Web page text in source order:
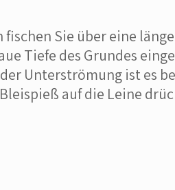
fischen Sie über eine
Tiefe des Grundes
Unterströmung ist es
auf die Leine